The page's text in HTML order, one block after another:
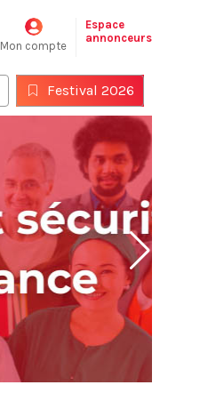
Mon compte
Espace
annonceurs
Festival 2026